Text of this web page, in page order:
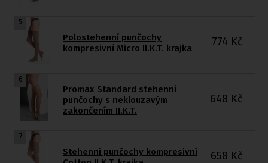
5
Polostehenní punčochy
kompresivní Micro II.K.T. krajka
774 Kč
6
Promax Standard stehenní
punčochy s neklouzavým
zakončením II.K.T.
648 Kč
7
Stehenní punčochy kompresivní
658 Kč